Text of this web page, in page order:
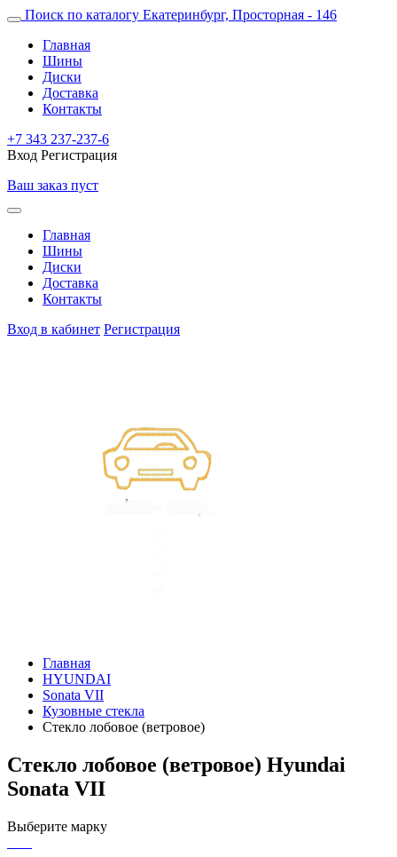
Поиск по каталогу Екатеринбург, Просторная - 146
Главная
Шины
Диски
Доставка
Контакты
+7 343 237-237-6
Вход Регистрация
Ваш заказ пуст
Главная
Шины
Диски
Доставка
Контакты
Вход в кабинет Регистрация
Главная
HYUNDAI
Sonata VII
Кузовные стекла
Стекло лобовое (ветровое)
Стекло лобовое (ветровое) Hyundai
Sonata VII
Выберите марку